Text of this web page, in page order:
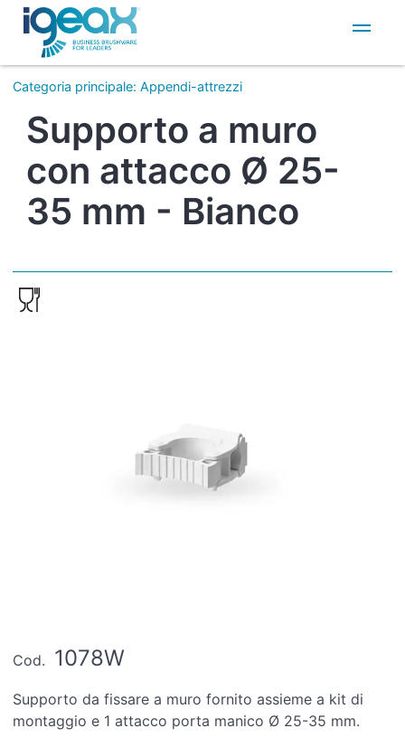
IT
EN
Categoria principale:Appendi-attrezzi
Supporto a muro
con attacco Ø 25-
35 mm - Bianco
Cod. 1078W
Supporto da fissare a muro fornito assieme a kit di
montaggio e 1 attacco porta manico Ø 25-35 mm.